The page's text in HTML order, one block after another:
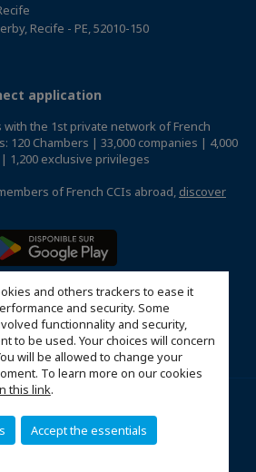
and others trackers to ease it
and security. Some
functionnality and security,
to be used. Your choices will concern
will be allowed to change your
To learn more on our cookies
this link.
Accept the essentials
Recife - PE, 52010-150
application
the 1st private network of French
120 Chambers | 33,000 companies | 4,000
1,200 exclusive privileges
of French CCIs abroad, discover